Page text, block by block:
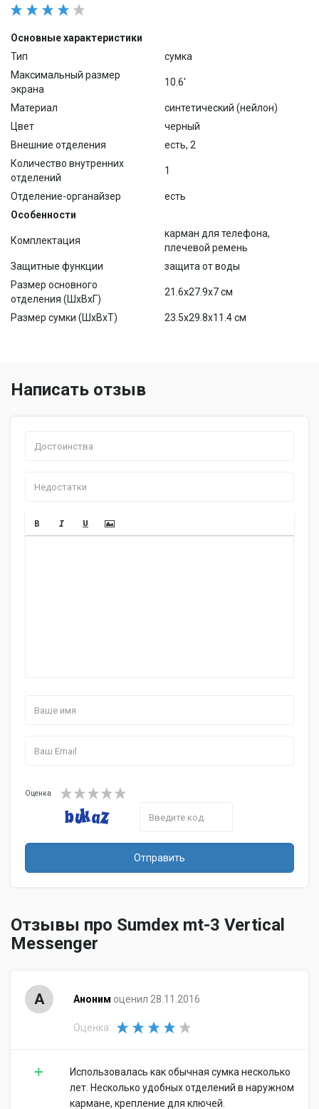
Основные характеристики
Тип
сумка
Максимальный размер
экрана
10.6'
Материал
синтетический (нейлон)
Цвет
черный
Внешние отделения
есть, 2
Количество внутренних
отделений
1
Отделение-органайзер
есть
Особенности
Комплектация
карман для телефона,
плечевой ремень
Защитные функции
защита от воды
Размер основного
отделения (ШхВхГ)
21.6x27.9x7 см
Размер сумки (ШхВхТ) 23.5x29.8x11.4 см
Написать отзыв
Оценка
Отправить
Отзывы про Sumdex mt-3 Vertical
Messenger
А Аноним оценил 28.11.2016
Оценка:
Использовалась как обычная сумка несколько
лет. Несколько удобных отделений в наружном
кармане, крепление для ключей.